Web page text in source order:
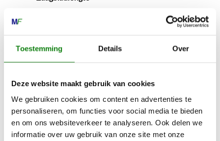
Toestemming Details Over
Deze website maakt gebruik van cookies
We gebruiken cookies om content en advertenties te
personaliseren, om functies voor social media te bieden
en om ons websiteverkeer te analyseren. Ook delen we
informatie over uw gebruik van onze site met onze
Groefbreedte
Zaagkettingsteek
Apparaatlengte met klauw